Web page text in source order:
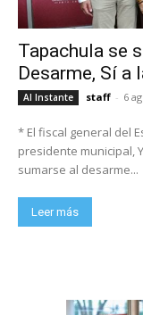
Tapachula se
Desarme, Sí a
Al Instante staff - 6
* El fiscal general del
presidente municipal,
sumarse al desarme...
Leer más